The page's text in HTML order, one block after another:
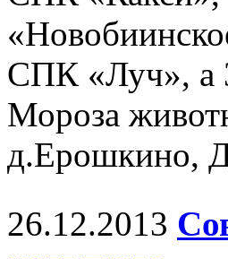
СПК «Луч», а
Мороза
д.Ерошкино,
26.12.2013